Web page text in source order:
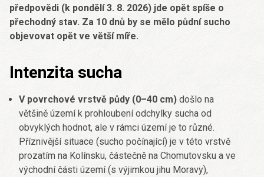
předpovědi (k pondělí 3. 8. 2026) jde opět spíše o
přechodný stav. Za 10 dnů by se mělo půdní sucho
objevovat opět ve větší míře.
Intenzita sucha
V povrchové vrstvě půdy (0–40 cm) došlo na
většině území k prohloubení odchylky sucha od
obvyklých hodnot, ale v rámci území je to různé.
Příznivější situace (sucho počínající) je v této vrstvě
prozatím na Kolínsku, částečně na Chomutovsku a ve
východní části území (s výjimkou jihu Moravy),